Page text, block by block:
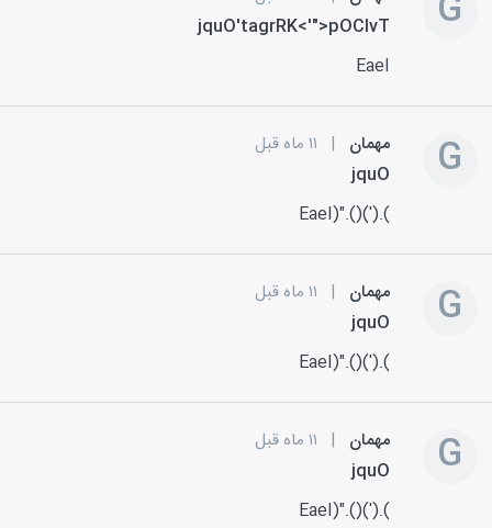
jquO'tagrRK<'">pOClvT
EaeI
G مهمان | ۱۱ ماه قبل
jquO
EaeI)".()(').(
G مهمان | ۱۱ ماه قبل
jquO
EaeI)".()(').(
G مهمان | ۱۱ ماه قبل
jquO
EaeI)".()(').(